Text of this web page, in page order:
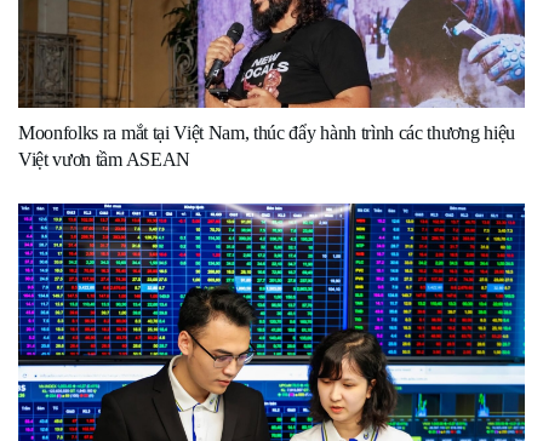
Moonfolks ra mắt tại Việt Nam, thúc đẩy hành trình các thương hiệu
Việt vươn tầm ASEAN